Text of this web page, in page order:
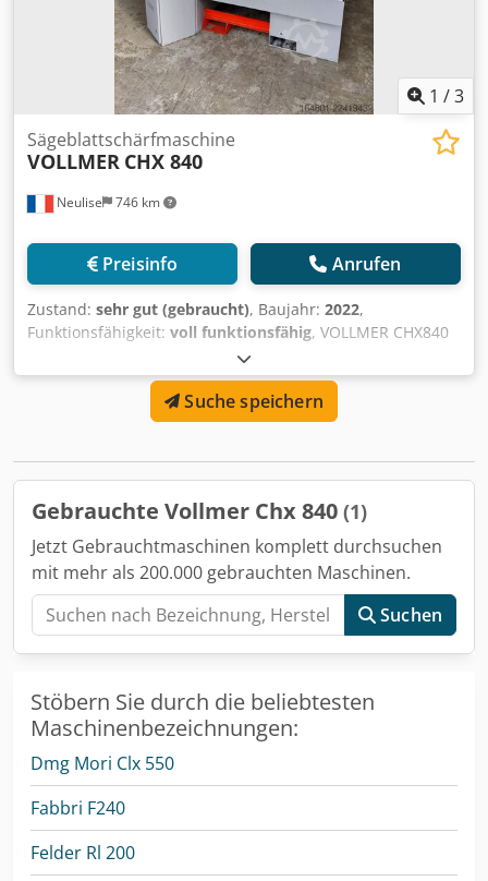
1 /3
Neulise 746 km
Sägeblattschärfmaschine
VOLLMER CHX 840
Preisinfo Anrufen
Zustand: sehr gut (gebraucht), Baujahr: 2022,
Funktionsfähigkeit: voll funktionsfähig, VOLLMER CHX840
Schärfmaschine für Hartmetall-Kreissägeblätter Maschine
aus dem Jahr 2022 Automatisches Schärfen von Vorder-
und Rückseite für Sägeblätter von 80 bis 840 mm Betrieb
mit Öl und verstärkter Pumpe Absaugung von Ölnebel
Auffangwanne unter der Maschine Vorrichtung zum
Zahnprofilprogramm (freie Programmierung)
Automatisches, akustisches Nullpunkt-Erkennungssystem
Planscheibenschleifscheibe, Rückenschleifscheibe,
Zentrierringe, automatischer Sägeblatt-Halter Transport,
Lieferung und Schulung möglich
Suche speichern
Gebrauchte Vollmer Chx 840 (1)
Jetzt Gebrauchtmaschinen komplett durchsuchen
mit mehr als 200.000 gebrauchten Maschinen.
Suchen
Stöbern Sie durch die beliebtesten
Maschinenbezeichnungen:
Dmg Mori Clx 550
Fabbri F240
Felder Rl 200